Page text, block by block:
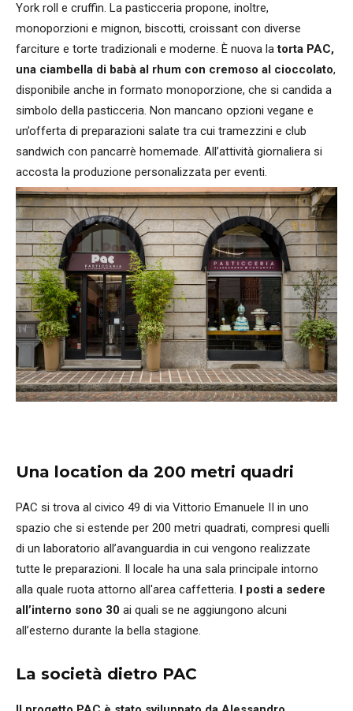
York roll e cruffin. La pasticceria propone, inoltre,
monoporzioni e mignon, biscotti, croissant con diverse
farciture e torte tradizionali e moderne. È nuova latorta PAC,
una ciambella di babà al rhum con cremoso al cioccolato,
disponibile anche in formato monoporzione, che si candida a
simbolo della pasticceria. Non mancano opzioni vegane e
un’offerta di preparazioni salate tra cui tramezzini e club
sandwich con pancarrè homemade. All’attività giornaliera si
accosta la produzione personalizzata per eventi.
Una location da 200 metri quadri
PAC si trova al civico 49 di via Vittorio Emanuele II in uno
spazio che si estende per 200 metri quadrati, compresi quelli
di un laboratorio all’avanguardia in cui vengono realizzate
tutte le preparazioni. Il locale ha una sala principale intorno
alla quale ruota attorno all'area caffetteria.
I posti a sedere
all’interno sono 30 ai quali se ne aggiungono alcuni
all’esterno durante la bella stagione.
La società dietro PAC